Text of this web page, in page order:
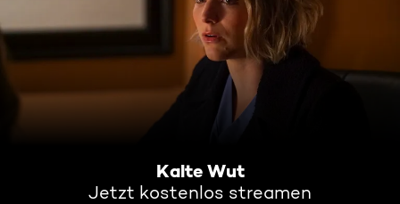
Kalte Wut
Jetzt kostenlos streamen